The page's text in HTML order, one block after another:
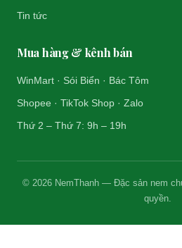
Tin tức
Mua hàng & kênh bán
WinMart · Sói Biển · Bác Tôm
Shopee · TikTok Shop · Zalo
Thứ 2 – Thứ 7: 9h – 19h
© 2026 NemThanh — Đặc sản nem
quyền.